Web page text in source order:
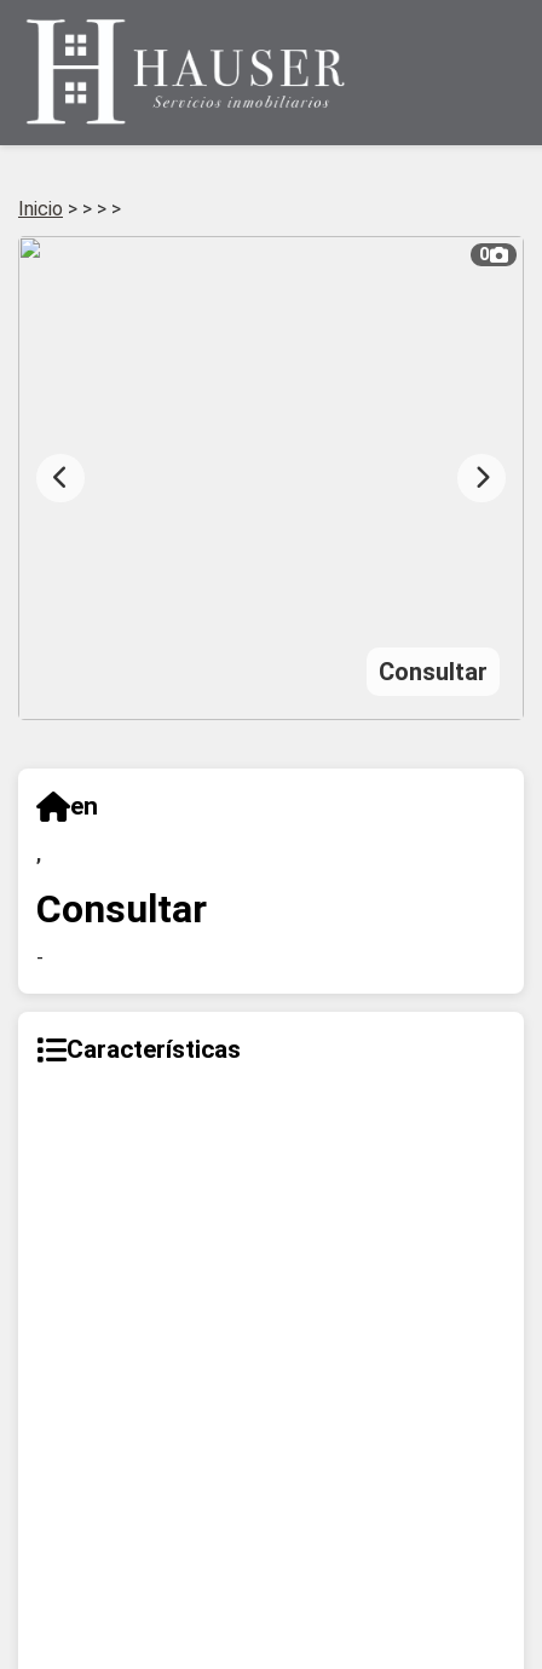
Inicio > > > >
0
Consultar
en
,
Consultar
-
Características